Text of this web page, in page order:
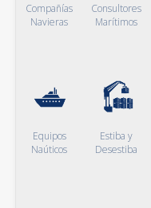
Compañías
Navieras
Consultores
Marítimos
Equipos
Naúticos
Estiba y
Desestiba